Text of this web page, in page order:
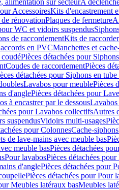
alimentation sur secteurA
AccessoiresKits d'encastrement
de rénovationPlaques de fermeture
WC et vidoirs suspendus
de raccordementKits de
en PVCManchettes et
Pièces détachées pour
Coudes de raccordementPièces
détachées pour Siphons en
Lavabos pour meublePièces
d'anglePièces détachées pour
à encastrer par le dessous
pour Lavabos collectifsAutres
suspendusVidoirs multi-usages
pour ColonnesCache-siphons
de lave-mains avec meuble bas
meuble basPièces détachées
Pour lavabosPièces détachées
d'anglePièces détachées pour
Pièces détachées pour Pour
Meubles latéraux basMeubles